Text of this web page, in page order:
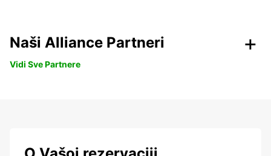
Naši Alliance Partneri
Vidi Sve Partnere